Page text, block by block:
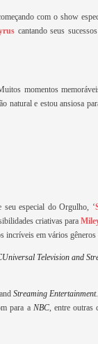
com o show
cantando seus
momentos
natural e estou ansiosa
seu especial do Orgulho, ‘
criativas para
incríveis em vários gêneros
Television and
andStreaming Entertainment
para a NBC, entre outras